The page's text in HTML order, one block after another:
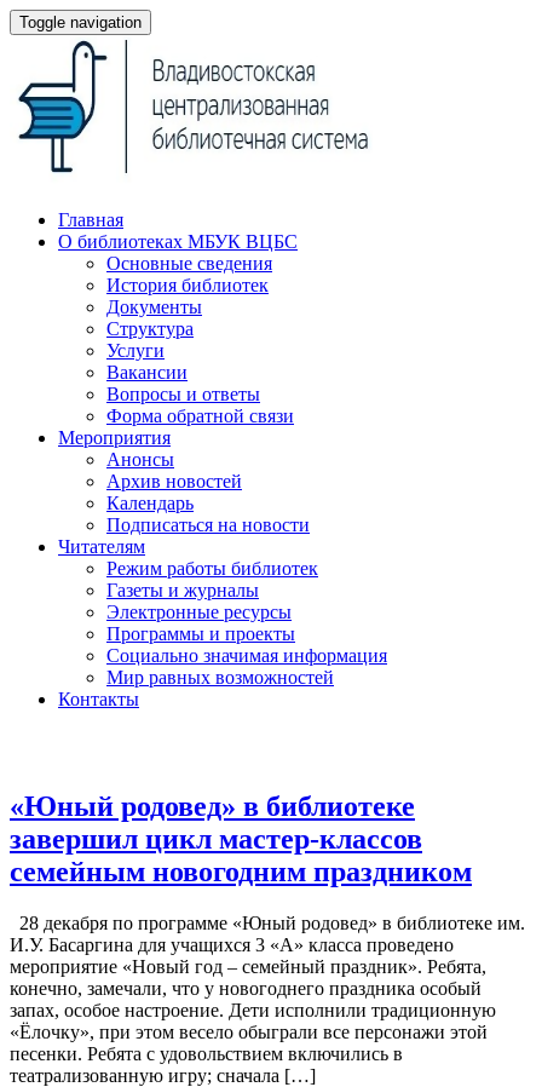
Toggle navigation
Главная
О библиотеках МБУК ВЦБС
Основные сведения
История библиотек
Документы
Структура
Услуги
Вакансии
Вопросы и ответы
Форма обратной связи
Мероприятия
Анонсы
Архив новостей
Календарь
Подписаться на новости
Читателям
Режим работы библиотек
Газеты и журналы
Электронные ресурсы
Программы и проекты
Социально значимая информация
Мир равных возможностей
Контакты
«Юный родовед» в библиотеке
завершил цикл мастер-классов
семейным новогодним праздником
28 декабря по программе «Юный родовед» в библиотеке им.
И.У. Басаргина для учащихся 3 «А» класса проведено
мероприятие «Новый год – семейный праздник». Ребята,
конечно, замечали, что у новогоднего праздника особый
запах, особое настроение. Дети исполнили традиционную
«Ёлочку», при этом весело обыграли все персонажи этой
песенки. Ребята с удовольствием включились в
театрализованную игру; сначала […]